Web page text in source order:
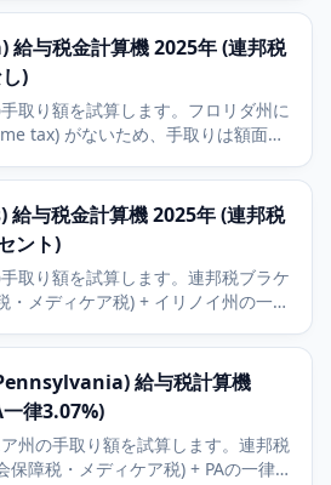
出年金) とHSA (医療貯蓄口座) の控
給与税金計算機 2025年 (連邦税
)
取り額を試算します。フロリダ州に
tax) がないため、手取りは額面か
出年金) とHSA (医療貯蓄口座) の控
与税金計算機 2025年 (連邦税
ント)
取り額を試算します。連邦税ブラケ
・メディケア税) + イリノイ州の一律
控除に対応します。
給与税計算機
律3.07%)
州の手取り額を試算します。連邦税
保障税・メディケア税) + PAの一律